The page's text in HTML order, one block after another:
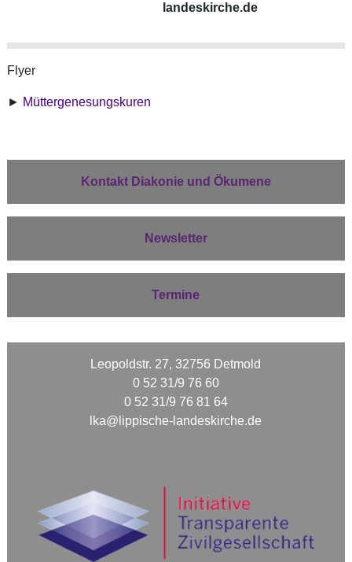
landeskirche.de
Flyer
► Müttergenesungskuren
Kontakt Diakonie und Ökumene
Newsletter
Termine
Leopoldstr. 27, 32756 Detmold
0 52 31/9 76 60
0 52 31/9 76 81 64
lka@lippische-landeskirche.de